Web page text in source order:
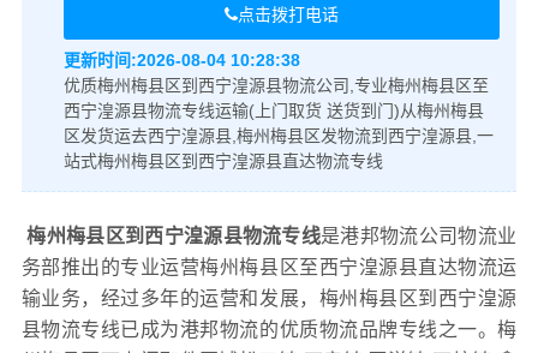
点击拨打电话
更新时间:2026-08-04 10:28:38
优质梅州梅县区到西宁湟源县物流公司,专业梅州梅县区至
西宁湟源县物流专线运输(上门取货 送货到门)从梅州梅县
区发货运去西宁湟源县,梅州梅县区发物流到西宁湟源县,一
站式梅州梅县区到西宁湟源县直达物流专线
梅州梅县区到西宁湟源县物流专线是港邦物流公司物流业
务部推出的专业运营梅州梅县区至西宁湟源县直达物流运
输业务，经过多年的运营和发展，梅州梅县区到西宁湟源
县物流专线已成为港邦物流的优质物流品牌专线之一。梅